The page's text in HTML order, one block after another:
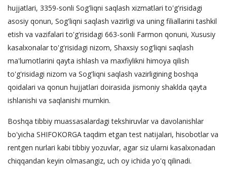
hujjatlari, 3359-sonli Sog'liqni saqlash xizmatlari to'g'risidagi
asosiy qonun, Sog'liqni saqlash vazirligi va uning filiallarini tashkil
etish va vazifalari to'g'risidagi 663-sonli Farmon qonuni, Xususiy
kasalxonalar to'g'risidagi nizom, Shaxsiy sog'liqni saqlash
ma'lumotlarini qayta ishlash va maxfiylikni himoya qilish
to'g'risidagi nizom va Sog'liqni saqlash vazirligining boshqa
qoidalari va qonun hujjatlari doirasida jismoniy shaklda qayta
ishlanishi va saqlanishi mumkin.
Boshqa tibbiy muassasalardagi tekshiruvlar va davolanishlar
bo'yicha SHIFOKORGA taqdim etgan test natijalari, hisobotlar va
rentgen nurlari kabi tibbiy yozuvlar, agar siz ularni kasalxonadan
chiqqandan keyin olmasangiz, uch oy ichida yo'q qilinadi.